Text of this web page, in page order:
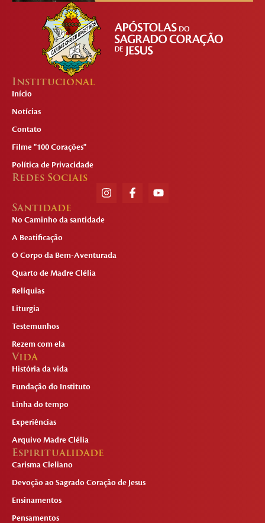
Institucional
Início
Notícias
Contato
Filme "100 Corações"
Política de Privacidade
Redes Sociais
Santidade
No Caminho da santidade
A Beatificação
O Corpo da Bem-Aventurada
Quarto de Madre Clélia
Relíquias
Liturgia
Testemunhos
Rezem com ela
Vida
História da vida
Fundação do Instituto
Linha do tempo
Experiências
Arquivo Madre Clélia
Espiritualidade
Carisma Cleliano
Devoção ao Sagrado Coração de Jesus
Ensinamentos
Pensamentos